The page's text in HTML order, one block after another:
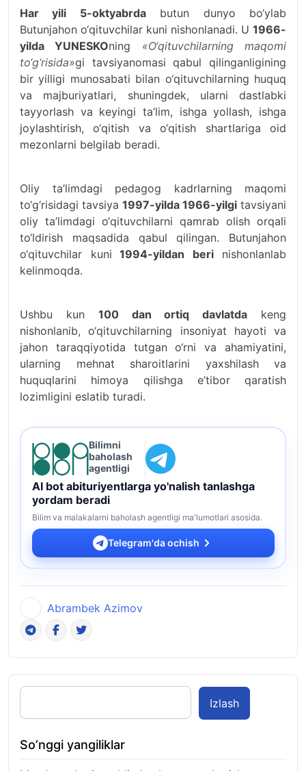
Har yili 5-oktyabrdabutun dunyo bo‘ylab
Butunjahon o‘qituvchilar kuni nishonlanadi. U 1966-
yilda YUNESKOning «O‘qituvchilarning maqomi
to‘g‘risida»gi tavsiyanomasi qabul qilinganligining
bir yilligi munosabati bilan o‘qituvchilarning huquq
va majburiyatlari, shuningdek, ularni dastlabki
tayyorlash va keyingi ta’lim, ishga yollash, ishga
joylashtirish, o‘qitish va o‘qitish shartlariga oid
mezonlarni belgilab beradi.
Oliy ta’limdagi pedagog kadrlarning maqomi
to‘g‘risidagi tavsiya 1997-yilda 1966-yilgi tavsiyani
oliy ta’limdagi o‘qituvchilarni qamrab olish orqali
to‘ldirish maqsadida qabul qilingan. Butunjahon
o‘qituvchilar kuni 1994-yildan berinishonlanlab
kelinmoqda.
Ushbu kun 100 dan ortiq davlatda keng
nishonlanib, o‘qituvchilarning insoniyat hayoti va
jahon taraqqiyotida tutgan o‘rni va ahamiyatini,
ularning mehnat sharoitlarini yaxshilash va
huquqlarini himoya qilishga e’tibor qaratish
lozimligini eslatib turadi.
Bilimni
baholash
agentligi
AI bot abituriyentlarga yo'nalish tanlashga
yordam beradi
Bilim va malakalarni baholash agentligi ma'lumotlari asosida.
Telegram'da ochish
Abrambek Azimov
Izlash
So’nggi yangiliklar